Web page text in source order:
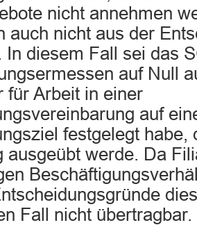
nicht annehmen
auch nicht aus der
In diesem Fall sei das
auf Null
für Arbeit in einer
auf
festgelegt habe,
ausgeübt werde. Da
Fall nicht übertragbar.